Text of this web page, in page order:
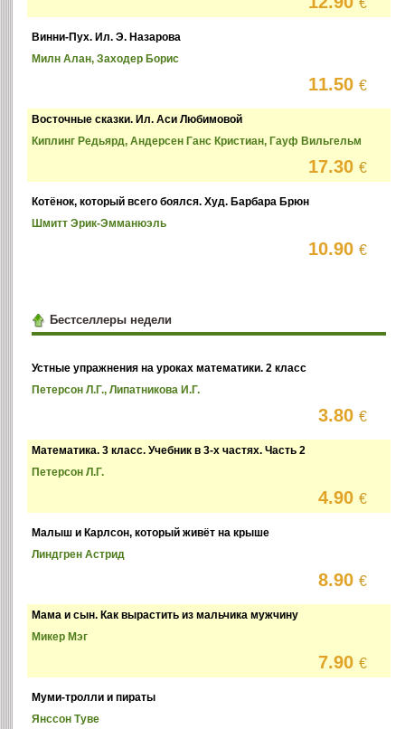
€
Винни-Пух. Ил. Э. Назарова
Милн Алан, Заходер Борис
11.50€
Восточные сказки. Ил. Аси Любимовой
Киплинг Редьярд, Андерсен Ганс Кристиан, Гауф Вильгельм
17.30€
Котёнок, который всего боялся. Худ. Барбара Брюн
Шмитт Эрик-Эмманюэль
10.90€
Бестселлеры недели
Устные упражнения на уроках математики. 2 класс
Петерсон Л.Г., Липатникова И.Г.
3.80€
Математика. 3 класс. Учебник в 3-х частях. Часть 2
Петерсон Л.Г.
4.90€
Малыш и Карлсон, который живёт на крыше
Линдгрен Астрид
8.90€
Мама и сын. Как вырастить из мальчика мужчину
Микер Мэг
7.90€
Муми-тролли и пираты
Янссон Туве